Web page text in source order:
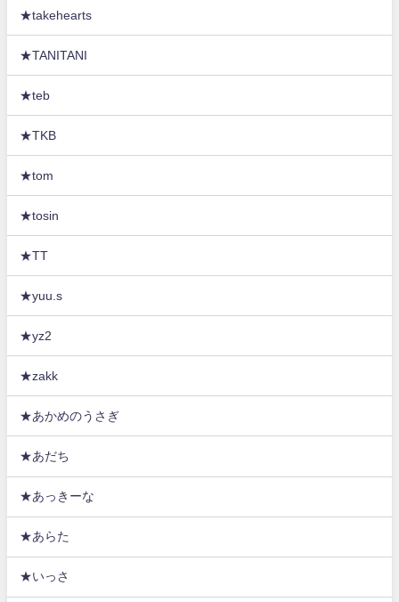
★takehearts
★TANITANI
★teb
★TKB
★tom
★tosin
★TT
★yuu.s
★yz2
★zakk
★あかめのうさぎ
★あだち
★あっきーな
★あらた
★いっさ